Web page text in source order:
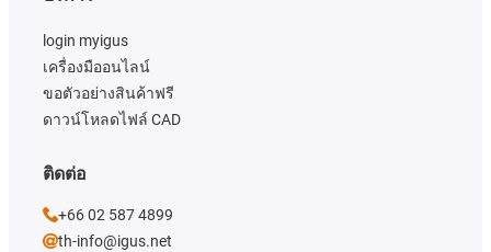
login myigus
เครื่องมืออนไลน์
ขอตัวอย่างสินค้าฟรี
ดาวน์โหลดไฟล์ CAD
ติดต่อ
+66 02 587 4899
th-info@igus.net